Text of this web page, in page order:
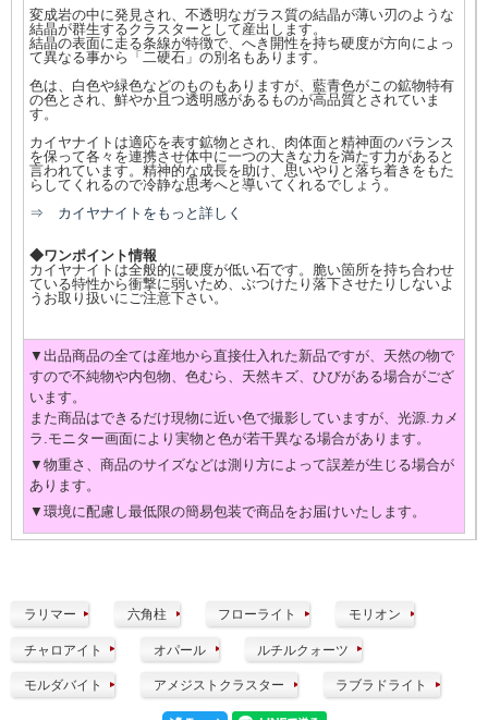
変成岩の中に発見され、不透明なガラス質の結晶が薄い刃のような
結晶が群生するクラスターとして産出します。
結晶の表面に走る条線が特徴で、へき開性を持ち硬度が方向によっ
て異なる事から「二硬石」の別名もあります。
色は、白色や緑色などのものもありますが、藍青色がこの鉱物特有
の色とされ、鮮やか且つ透明感があるものが高品質とされていま
す。
カイヤナイトは適応を表す鉱物とされ、肉体面と精神面のバランス
を保って各々を連携させ体中に一つの大きな力を満たす力があると
言われています。精神的な成長を助け、思いやりと落ち着きをもた
らしてくれるので冷静な思考へと導いてくれるでしょう。
⇒ カイヤナイトをもっと詳しく
◆ワンポイント情報
カイヤナイトは全般的に硬度が低い石です。脆い箇所を持ち合わせ
ている特性から衝撃に弱いため、ぶつけたり落下させたりしないよ
うお取り扱いにご注意下さい。
▼出品商品の全ては産地から直接仕入れた新品ですが、天然の物で
すので不純物や内包物、色むら、天然キズ、ひびがある場合がござ
います。
また商品はできるだけ現物に近い色で撮影していますが、光源.カメ
ラ.モニター画面により実物と色が若干異なる場合があります。
▼物重さ、商品のサイズなどは測り方によって誤差が生じる場合が
あります。
▼環境に配慮し最低限の簡易包装で商品をお届けいたします。
ラリマー 六角柱 フローライト モリオン
チャロアイト オパール ルチルクォーツ
モルダバイト アメジストクラスター ラブラドライト